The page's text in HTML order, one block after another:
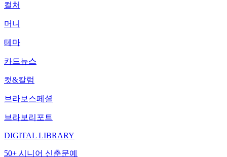
컬처
머니
테마
카드뉴스
컷&칼럼
브라보스페셜
브라보리포트
DIGITAL LIBRARY
50+ 시니어 신춘문예